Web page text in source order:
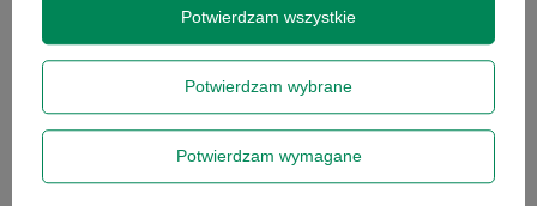
miesięcy
Marka Dell
Wyrażam zgodę na przetwarzanie danych osobowych
na potrzeby newslettera. Więcej wpolityce
prywatności.
Zapisz się
Potwierdzam wybrane
Potwierdzam wymagane
Potwierdzam wszystkie